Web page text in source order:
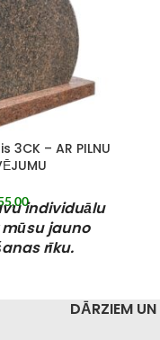
3CK – AR PILNU
individuālu
jauno
rīku.
DĀRZIEM